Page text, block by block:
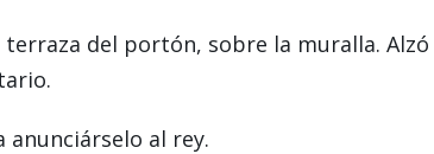
terraza del portón, sobre la muralla.
anunciárselo al rey.